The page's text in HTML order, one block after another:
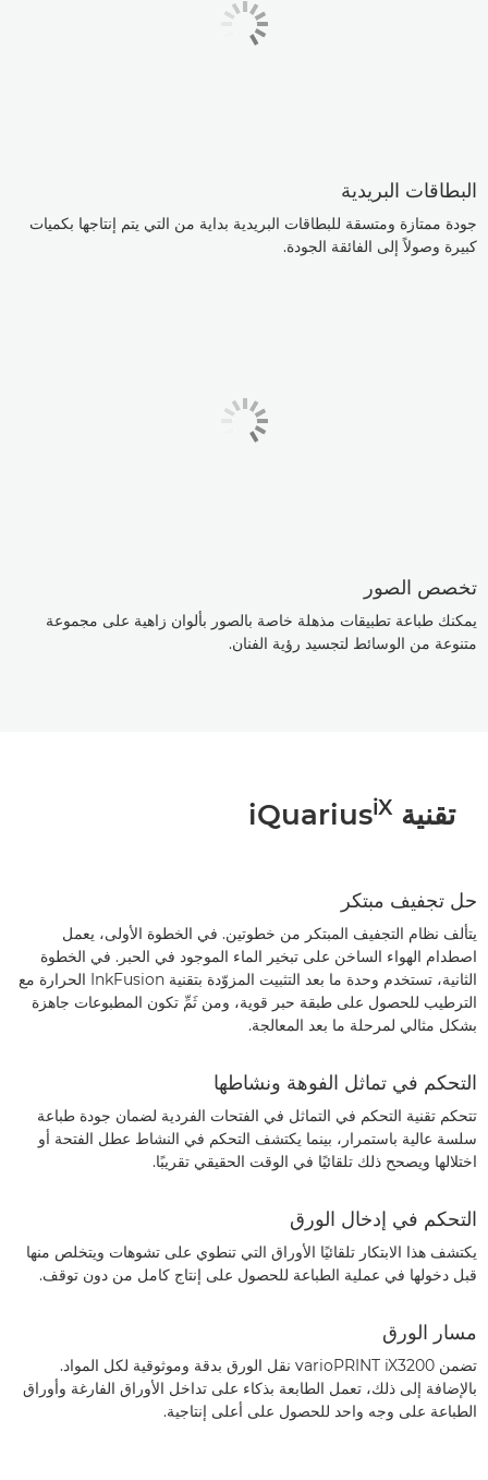
البطاقات البريدية
جودة ممتازة ومتسقة للبطاقات البريدية بداية من التي يتم إنتاجها بكميات
كبيرة وصولاً إلى الفائقة الجودة.
تخصص الصور
يمكنك طباعة تطبيقات مذهلة خاصة بالصور بألوان زاهية على مجموعة
متنوعة من الوسائط لتجسيد رؤية الفنان.
تقنية iQuarius iX
حل تجفيف مبتكر
يتألف نظام التجفيف المبتكر من خطوتين. في الخطوة الأولى، يعمل
اصطدام الهواء الساخن على تبخير الماء الموجود في الحبر. في الخطوة
الثانية، تستخدم وحدة ما بعد التثبيت المزوّدة بتقنية InkFusion الحرارة مع
الترطيب للحصول على طبقة حبر قوية، ومن ثَمِّ تكون المطبوعات جاهزة
بشكل مثالي لمرحلة ما بعد المعالجة.
التحكم في تماثل الفوهة ونشاطها
تتحكم تقنية التحكم في التماثل في الفتحات الفردية لضمان جودة طباعة
سلسة عالية باستمرار، بينما يكتشف التحكم في النشاط عطل الفتحة أو
اختلالها ويصحح ذلك تلقائيًا في الوقت الحقيقي تقريبًا.
التحكم في إدخال الورق
يكتشف هذا الابتكار تلقائيًا الأوراق التي تنطوي على تشوهات ويتخلص منها
قبل دخولها في عملية الطباعة للحصول على إنتاج كامل من دون توقف.
مسار الورق
تضمن varioPRINT iX3200 نقل الورق بدقة وموثوقية لكل المواد.
بالإضافة إلى ذلك، تعمل الطابعة بذكاء على تداخل الأوراق الفارغة وأوراق
الطباعة على وجه واحد للحصول على أعلى إنتاجية.